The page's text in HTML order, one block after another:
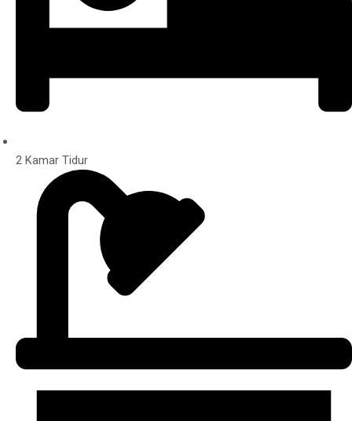
2 Kamar Tidur